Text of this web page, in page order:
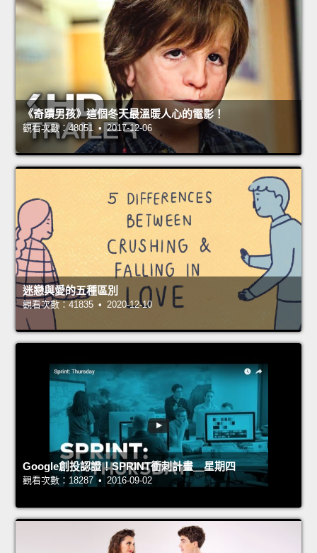
《奇蹟男孩》這個冬天最溫暖人心的電影！
觀看次數：48051 • 2017-12-06
迷戀與愛的五種區別
觀看次數：41835 • 2020-12-10
Google創投認證！SPRINT衝刺計畫＿星期四
觀看次數：18287 • 2016-09-02